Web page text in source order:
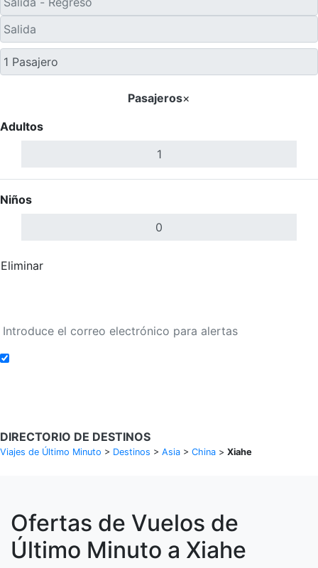
Pasajeros×
Adultos
Niños
Eliminar
DIRECTORIO DE DESTINOS
Viajes de Último Minuto > Destinos > Asia > China > Xiahe
Ofertas de Vuelos de
Último Minuto a Xiahe